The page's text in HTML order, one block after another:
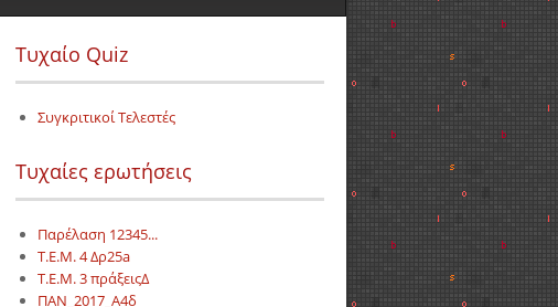
Τυχαίο Quiz
Συγκριτικοί Τελεστές
Τυχαίες ερωτήσεις
Παρέλαση 12345...
Τ.Ε.Μ. 4 Δρ25a
Τ.Ε.Μ. 3 πράξειςΔ
ΠΑΝ_2017_Α4δ